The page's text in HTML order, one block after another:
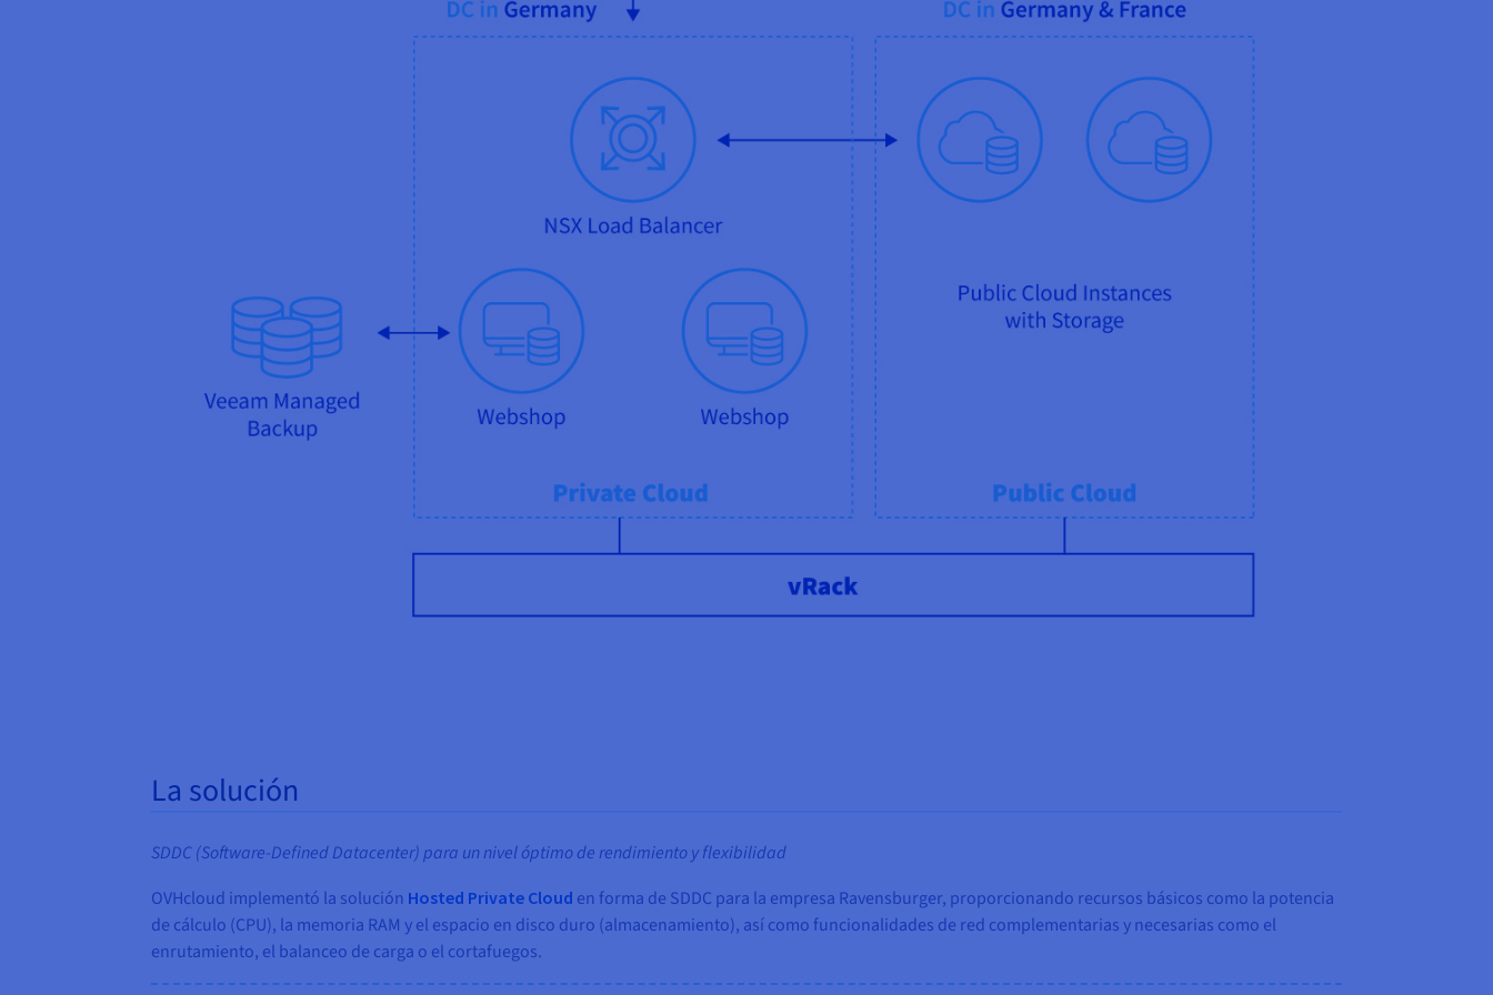
La solución
SDDC (Software-Defined Datacenter) para un nivel óptimo de rendimiento y flexibilidad
OVHcloud implementó la solución Hosted Private Cloud en forma de SDDC para la empresa Ravensburger, proporcionando recursos básicos como la potencia
de cálculo (CPU), la memoria RAM y el espacio en disco duro (almacenamiento), así como funcionalidades de red complementarias y necesarias como el
enrutamiento, el balanceo de carga o el cortafuegos.